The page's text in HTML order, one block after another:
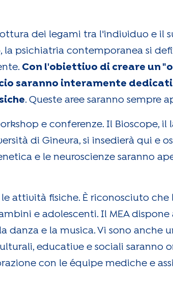
dei legami tra l'individuo e il
psichiatria contemporanea si
Con l'obiettivo di creare un
saranno interamente dedicati
. Queste aree saranno sempre
e conferenze. Il Bioscope,
di Ginevra, si insedierà qui e
e le neuroscienze saranno
attività fisiche. È riconosciuto
e adolescenti. Il MEA
danza e la musica. Vi sono anche
educative e sociali saranno
con le équipe mediche e